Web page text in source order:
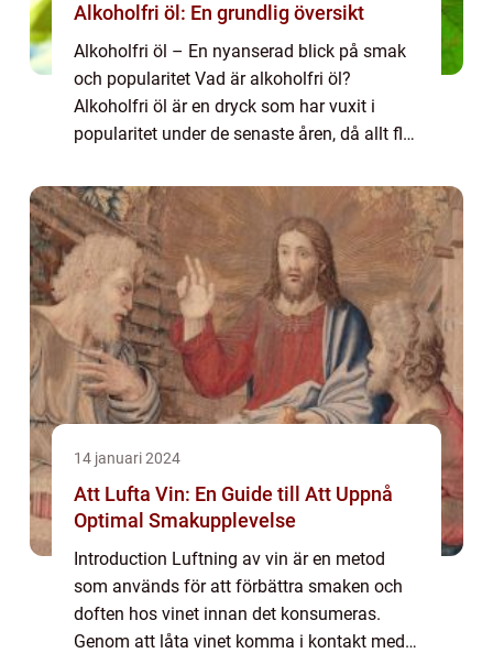
Alkoholfri öl: En grundlig översikt
Alkoholfri öl – En nyanserad blick på smak
och popularitet Vad är alkoholfri öl?
Alkoholfri öl är en dryck som har vuxit i
popularitet under de senaste åren, då allt fler
alkoholkonsumtion och söker alternativ so...
14 januari 2024
Att Lufta Vin: En Guide till Att Uppnå
Optimal Smakupplevelse
Introduction Luftning av vin är en metod
som används för att förbättra smaken och
doften hos vinet innan det konsumeras.
Genom att låta vinet komma i kontakt med